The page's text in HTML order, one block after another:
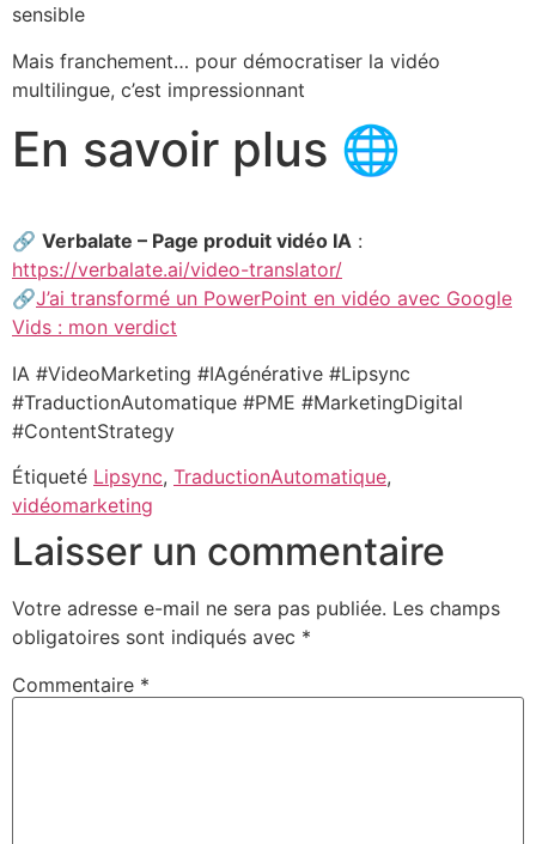
sensible
Mais franchement… pour démocratiser la vidéo
multilingue, c’est impressionnant
En savoir plus 🌐
🔗 Verbalate – Page produit vidéo IA :
https://verbalate.ai/video-translator/
🔗J’ai transformé un PowerPoint en vidéo avec Google
Vids : mon verdict
IA #VideoMarketing #IAgénérative #Lipsync
#TraductionAutomatique #PME #MarketingDigital
#ContentStrategy
Étiqueté Lipsync, TraductionAutomatique,
vidéomarketing
Laisser un commentaire
Votre adresse e-mail ne sera pas publiée. Les champs
obligatoires sont indiqués avec *
Commentaire *